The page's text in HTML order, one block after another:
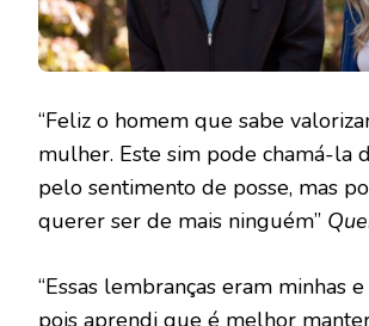
“Feliz o homem que sabe
mulher. Este sim pode chamá-la
pelo sentimento de posse, mas
querer ser de mais ninguém”
“Essas lembranças eram minhas